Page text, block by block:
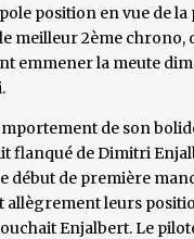
position en vue de
meilleur 2ème chrono,
emmener la meute
de son
flanqué de Dimitri
début de première
allègrement leurs
Enjalbert. Le